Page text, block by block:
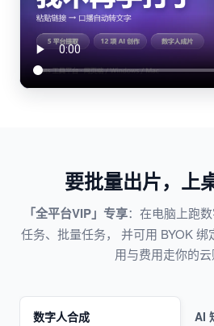
要批量出片，上
「全平台VIP」专享：在电脑上跑
任务、批量任务， 并可用 BYOK
用与费用走你的云
数字人合成 AI